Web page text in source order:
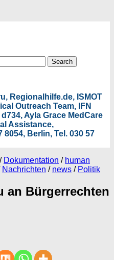
Regionalhilfe.de, ISMOT
Outreach Team, IFN
Ayla Grace MedCare
Assistance,
8054, Berlin, Tel. 030 57
/ Dokumentation / human
Nachrichten / news / Politik
an Bürgerrechten